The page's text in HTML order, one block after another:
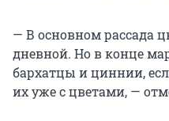
— В основном рассада
дневной. Но в конце
бархатцы и циннии,
их уже с цветами, —